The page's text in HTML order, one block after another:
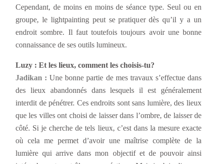
Cependant, de moins en moins de séance type. Seul ou en
groupe, le lightpainting peut se pratiquer dès qu’il y a un
endroit sombre. Il faut toutefois toujours avoir une bonne
connaissance de ses outils lumineux.
Luzy : Et les lieux, comment les choisis-tu?
Jadikan : Une bonne partie de mes travaux s’effectue dans
des lieux abandonnés dans lesquels il est généralement
interdit de pénétrer. Ces endroits sont sans lumière, des lieux
que les villes ont choisi de laisser dans l’ombre, de laisser de
côté. Si je cherche de tels lieux, c’est dans la mesure exacte
où cela me permet d’avoir une maîtrise complète de la
lumière qui arrive dans mon objectif et de pouvoir ainsi